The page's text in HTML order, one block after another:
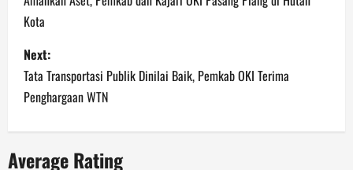
s
t
n
a
Kota
Next:
Tata Transportasi Publik Dinilai Baik, Pemkab OKI Terima
Penghargaan WTN
Average Rating